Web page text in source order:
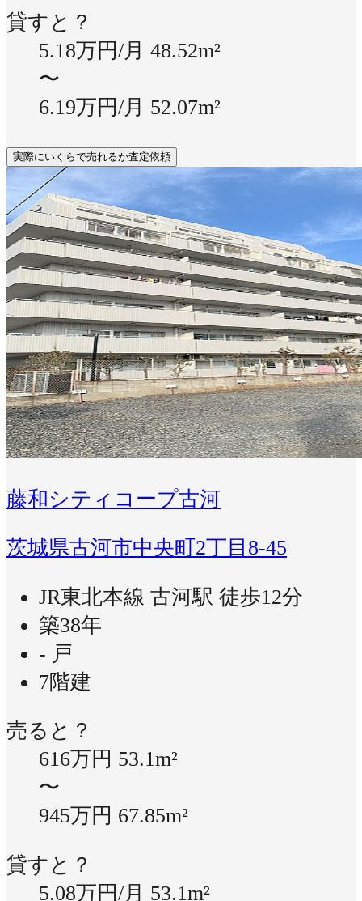
貸すと？
5.18万円/月 48.52m²
〜
6.19万円/月 52.07m²
実際にいくらで売れるか査定依頼
藤和シティコープ古河
茨城県古河市中央町2丁目8-45
JR東北本線 古河駅 徒歩12分
築38年
- 戸
7階建
売ると？
616万円 53.1m²
〜
945万円 67.85m²
貸すと？
5.08万円/月 53.1m²